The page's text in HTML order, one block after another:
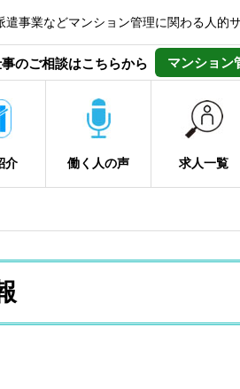
事業などマンション管理に関わる人的
のご相談はこちらから マンション
介 働く人の声 求人一覧